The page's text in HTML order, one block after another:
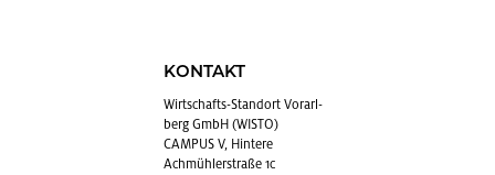
KONTAKT
Wirt­schafts-Stand­ort Vor­arl­
berg GmbH (WISTO)
CAMPUS V, Hintere
Achmühlerstraße 1c